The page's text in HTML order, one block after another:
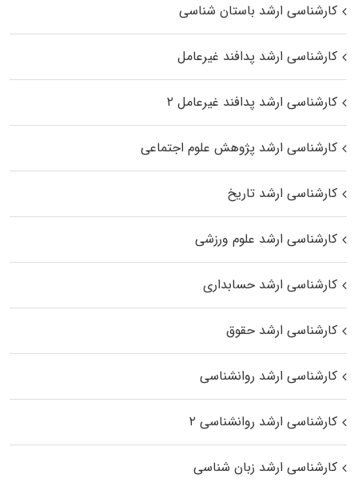
کارشناسی ارشد باستان شناسی
کارشناسی ارشد پدافند غیرعامل
کارشناسی ارشد پدافند غیرعامل ۲
کارشناسی ارشد پژوهش علوم اجتماعی
کارشناسی ارشد تاریخ
کارشناسی ارشد علوم ورزشی
کارشناسی ارشد حسابداری
کارشناسی ارشد حقوق
کارشناسی ارشد روانشناسی
کارشناسی ارشد روانشناسی ۲
کارشناسی ارشد زبان شناسی